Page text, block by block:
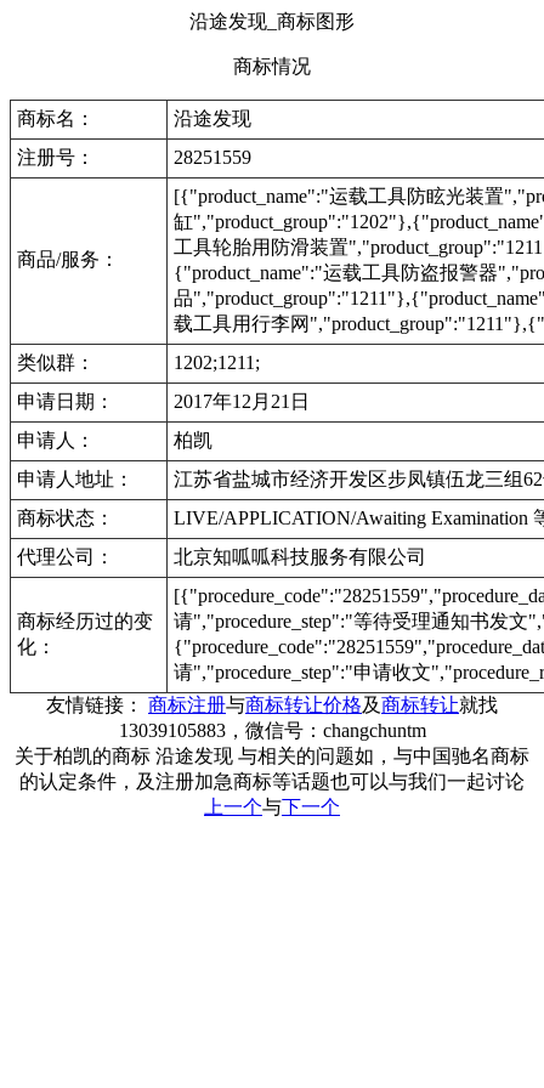
沿途发现_商标图形
商标情况
商标名：
沿途发现
注册号：
28251559
商品/服务：
[{"product_name":"运载工具防眩光装置
缸
工具轮胎用防滑装置
{"product_name":"运载工具防盗报警器
品
载工具用行李网
类似群：
1202;1211;
申请日期：
2017年12月21日
申请人：
柏凯
申请人地址：
江苏省盐城市经济开发区步凤镇伍龙三组
商标状态：
LIVE/APPLICATION/Awaiting Examination
代理公司：
北京知呱呱科技服务有限公司
商标经历过的变
化：
请","procedure_step":"等待受理通知书发文
请","procedure_step":"申请收文
友情链接： 商标注册与商标转让价格及商标转让就找
13039105883，微信号：changchuntm
关于柏凯的商标 沿途发现 与相关的问题如，与中国驰名商标
的认定条件，及注册加急商标等话题也可以与我们一起讨论
上一个与下一个